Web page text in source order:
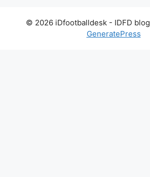
© 2026 iDfootballdesk - IDFD blog
GeneratePress